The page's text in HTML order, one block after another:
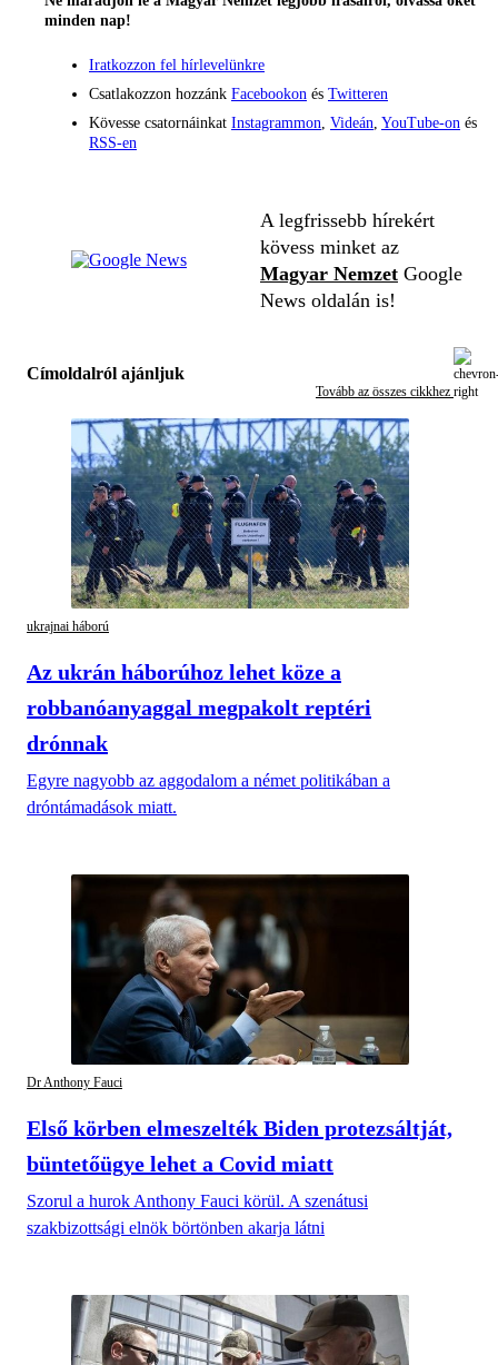
minden nap!
Iratkozzon fel hírlevelünkre
Csatlakozzon hozzánk Facebookon és Twitteren
Kövesse csatornáinkat Instagrammon Videán YouTube-on és
RSS-en
A legfrissebb hírekért
kövess minket az
Magyar Nemzet Google
News oldalán is!
Címoldalról ajánljuk
Tovább az összes cikkhez
ukrajnai háború
Az ukrán háborúhoz lehet köze a
robbanóanyaggal megpakolt reptéri
drónnak
Egyre nagyobb az aggodalom a német politikában a
dróntámadások miatt.
Dr Anthony Fauci
Első körben elmeszelték Biden protezsáltját,
büntetőügye lehet a Covid miatt
Szorul a hurok Anthony Fauci körül. A szenátusi
szakbizottsági elnök börtönben akarja látni